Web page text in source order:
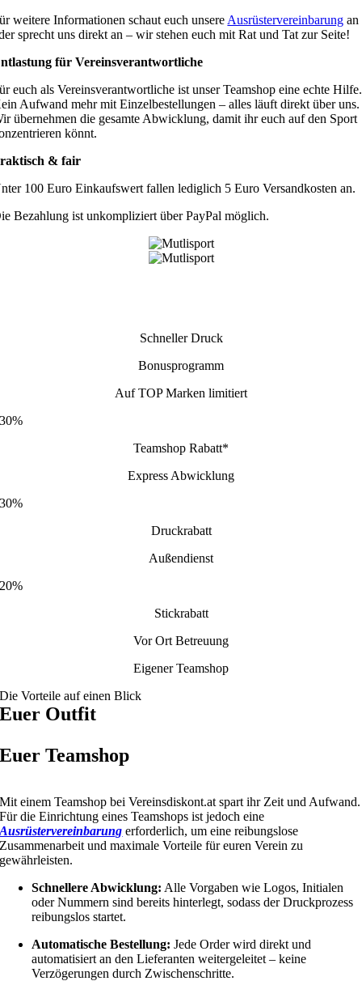
weitere Informationen schaut euch unsere Ausrüstervereinbarung an
sprecht uns direkt an – wir stehen euch mit Rat und Tat zur Seite!
für Vereinsverantwortliche
euch als Vereinsverantwortliche ist unser Teamshop eine echte Hilfe.
Aufwand mehr mit Einzelbestellungen – alles läuft direkt über uns.
übernehmen die gesamte Abwicklung, damit ihr euch auf den Sport
könnt.
& fair
100 Euro Einkaufswert fallen lediglich 5 Euro Versandkosten an.
Bezahlung ist unkompliziert über PayPal möglich.
Schneller Druck
Bonusprogramm
Auf TOP Marken limitiert
30%
Teamshop Rabatt*
Express Abwicklung
30%
Druckrabatt
Außendienst
20%
Stickrabatt
Vor Ort Betreuung
Eigener Teamshop
Die Vorteile auf einen Blick
Euer Outfit
Euer Teamshop
Mit einem Teamshop bei Vereinsdiskont.at spart ihr Zeit und Aufwand.
Für die Einrichtung eines Teamshops ist jedoch eine
Ausrüstervereinbarung erforderlich, um eine reibungslose
Zusammenarbeit und maximale Vorteile für euren Verein zu
gewährleisten.
Schnellere Abwicklung: Alle Vorgaben wie Logos, Initialen
oder Nummern sind bereits hinterlegt, sodass der Druckprozess
reibungslos startet.
Automatische Bestellung: Jede Order wird direkt und
automatisiert an den Lieferanten weitergeleitet – keine
Verzögerungen durch Zwischenschritte.